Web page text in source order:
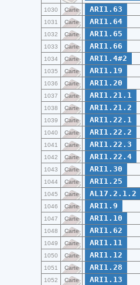
1030 Carte ARI1.63
1031 Carte ARI1.64
1032 Carte ARI1.65
1033 Carte ARI1.66
1034 Carte ARI1.4#2
1035 Carte ARI1.19
1036 Carte ARI1.20
1037 Carte ARI1.21.1
1038 Carte ARI1.21.2
1039 Carte ARI1.22.1
1040 Carte ARI1.22.2
1041 Carte ARI1.22.3
1042 Carte ARI1.22.4
1043 Carte ARI1.30
1044 Carte ARI1.25
1045 Carte AL17.2.1.2
1046 Carte ARI1.9
1047 Carte ARI1.10
1048 Carte ARI1.62
1049 Carte ARI1.11
1050 Carte ARI1.12
1051 Carte ARI1.28
1052 Carte ARI1.13